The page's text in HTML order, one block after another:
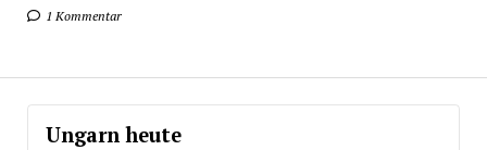
1 Kommentar
Ungarn heute